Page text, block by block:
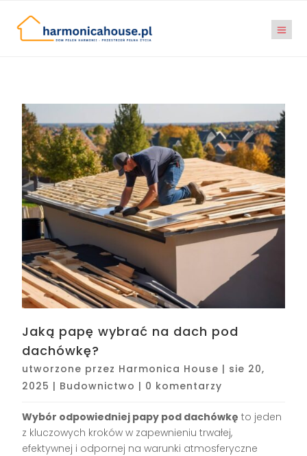
Jaką papę wybrać na dach pod
dachówkę?
utworzone przez Harmonica House | sie 20,
2025 | Budownictwo | 0 komentarzy
Wybór odpowiedniej papy pod dachówkę to jeden
z kluczowych kroków w zapewnieniu trwałej,
efektywnej i odpornej na warunki atmosferyczne